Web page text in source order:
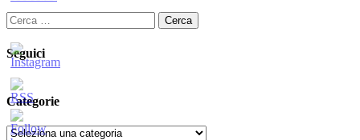
Ricerca
per:
Seguici
Categorie
Categorie